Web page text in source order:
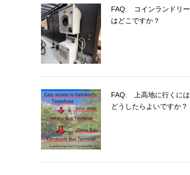
FAQ: コインランドリー
はどこですか？
FAQ: 上高地に行くには
どうしたらよいですか？